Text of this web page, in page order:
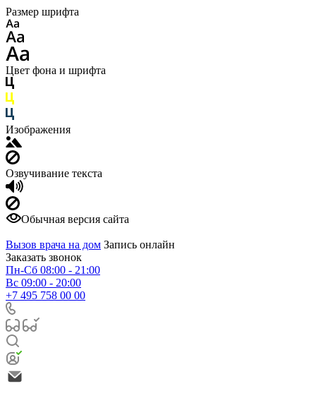
Размер шрифта
Цвет фона и шрифта
Изображения
Озвучивание текста
Обычная версия сайта
Вызов врача на дом Запись онлайн
Заказать звонок
Пн-Сб 08:00 - 21:00
Вс 09:00 - 20:00
+7 495 758 00 00